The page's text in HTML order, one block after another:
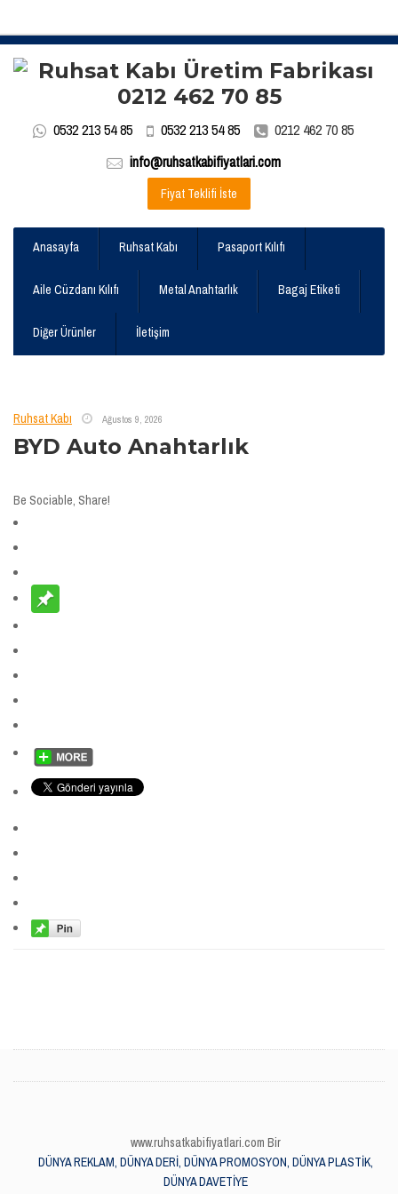
0532 213 54 85 0532 213 54 85
0212 462 70 85
info@ruhsatkabifiyatlari.com
Fiyat Teklifi İste
Anasayfa Ruhsat Kabı Pasaport Kılıfı
Aile Cüzdanı Kılıfı Metal Anahtarlık Bagaj Etiketi
Diğer Ürünler İletişim
Ruhsat Kabı Ağustos 9, 2026
BYD Auto Anahtarlık
Be Sociable, Share!
www.ruhsatkabifiyatlari.com Bir
DÜNYA REKLAM, DÜNYA DERİ, DÜNYA PROMOSYON, DÜNYA PLASTİK,
DÜNYA DAVETİYE